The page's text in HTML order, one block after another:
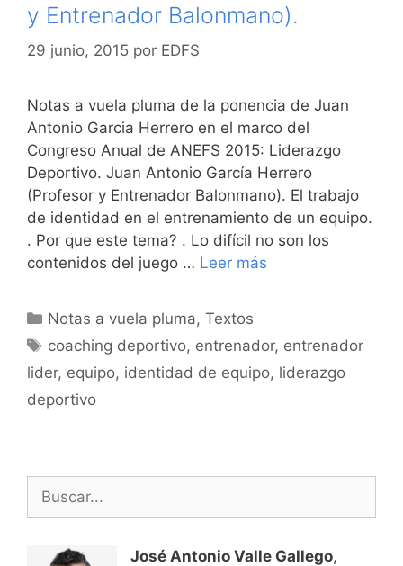
y Entrenador Balonmano).
29 junio, 2015 por EDFS
Notas a vuela pluma de la ponencia de Juan
Antonio Garcia Herrero en el marco del
Congreso Anual de ANEFS 2015: Liderazgo
Deportivo. Juan Antonio García Herrero
(Profesor y Entrenador Balonmano). El trabajo
de identidad en el entrenamiento de un equipo.
. Por que este tema? . Lo difícil no son los
contenidos del juego … Leer más
Categorías
Notas a vuela pluma,Textos
Etiquetas
coaching deportivo, entrenador, entrenador
lider, equipo, identidad de equipo, liderazgo
deportivo
José Antonio Valle Gallego,